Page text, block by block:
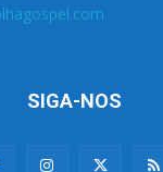
SIGA-NOS